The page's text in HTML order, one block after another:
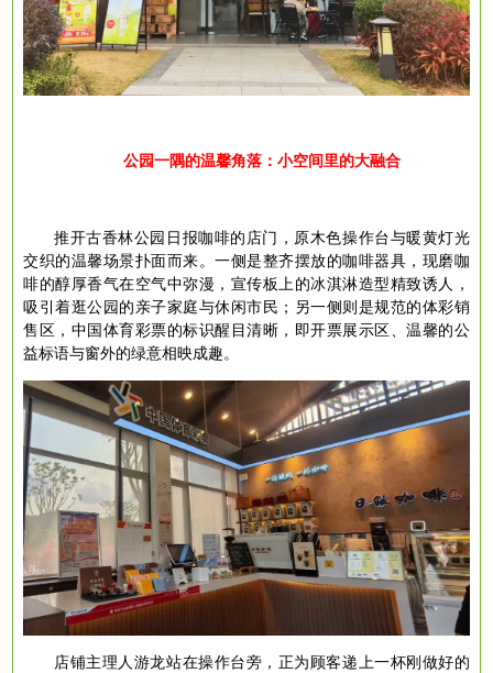
公园一隅的温馨角落：小空间里的大融合
推开古香林公园日报咖啡的店门，原木色操作台与暖黄灯光
交织的温馨场景扑面而来。一侧是整齐摆放的咖啡器具，现磨咖
啡的醇厚香气在空气中弥漫，宣传板上的冰淇淋造型精致诱人，
吸引着逛公园的亲子家庭与休闲市民；另一侧则是规范的体彩销
售区，中国体育彩票的标识醒目清晰，即开票展示区、温馨的公
益标语与窗外的绿意相映成趣。
店铺主理人游龙站在操作台旁，正为顾客递上一杯刚做好的